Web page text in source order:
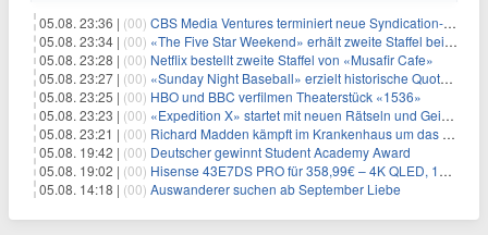
05.08. 23:36 | (00) CBS Media Ventures terminiert neue Syndication-Formate
05.08. 23:34 | (00) «The Five Star Weekend» erhält zweite Staffel bei Peacock
05.08. 23:28 | (00) Netflix bestellt zweite Staffel von «Musafir Cafe»
05.08. 23:27 | (00) «Sunday Night Baseball» erzielt historische Quotenserie für NBC
05.08. 23:25 | (00) HBO und BBC verfilmen Theaterstück «1536»
05.08. 23:23 | (00) «Expedition X» startet mit neuen Rätseln und Geisterjagden
05.08. 23:21 | (00) Richard Madden kämpft im Krankenhaus um das Leben des Premierministers
05.08. 19:42 | (00) Deutscher gewinnt Student Academy Award
05.08. 19:02 | (00) Hisense 43E7DS PRO für 358,99€ – 4K QLED, 144 Hz, Gaming
05.08. 14:18 | (00) Auswanderer suchen ab September Liebe